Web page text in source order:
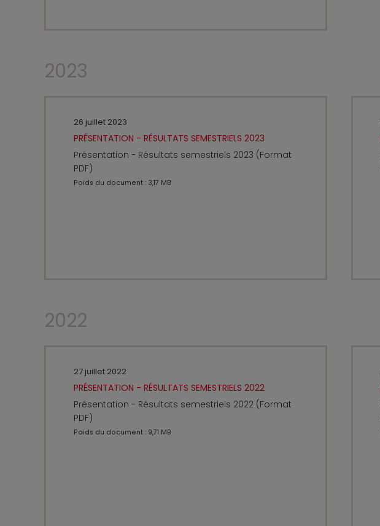
2023
26 juillet 2023
PRÉSENTATION - RÉSULTATS SEMESTRIELS 2023
Présentation - Résultats semestriels 2023 (Format
PDF)
Poids du document : 3,17 MB
2022
27 juillet 2022
PRÉSENTATION - RÉSULTATS SEMESTRIELS 2022
Présentation - Résultats semestriels 2022 (Format
PDF)
Poids du document : 9,71 MB